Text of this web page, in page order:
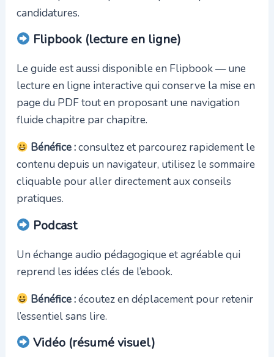
candidatures.
Flipbook (lecture en ligne)
Le guide est aussi disponible en Flipbook — une
lecture en ligne interactive qui conserve la mise en
page du PDF tout en proposant une navigation
fluide chapitre par chapitre.
Bénéfice :consultez et parcourez rapidement le
contenu depuis un navigateur, utilisez le sommaire
cliquable pour aller directement aux conseils
pratiques.
Podcast
Un échange audio pédagogique et agréable qui
reprend les idées clés de l’ebook.
Bénéfice :écoutez en déplacement pour retenir
l’essentiel sans lire.
Vidéo (résumé visuel)